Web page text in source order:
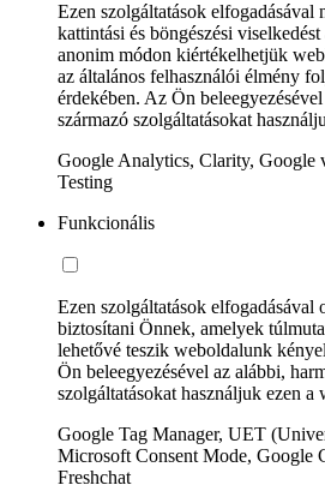
Ezen szolgáltatások
kattintási és böngészési
anonim módon kiértékelhetjük
az általános felhasználói élmény
érdekében. Az Ön
származó szolgáltatásokat
Google Analytics, Clarity, Google
Testing
Funkcionális
Ezen szolgáltatások
biztosítani Önnek, amelyek
lehetővé teszik weboldalunk
Ön beleegyezésével az alábbi,
szolgáltatásokat használjuk ezen a
Google Tag Manager, UET
Microsoft Consent Mode, Google
Freshchat